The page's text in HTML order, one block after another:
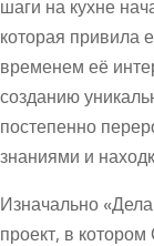
шаги на кухне
которая привила
временем её
созданию
постепенно
знаниями и
Изначально
проект, в